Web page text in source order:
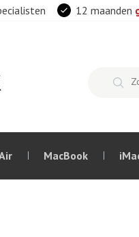
12 maanden
MacBook